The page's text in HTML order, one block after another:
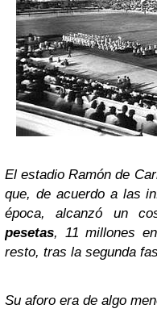
El estadio Ramón de
que, de acuerdo a las
época, alcanzó un
pesetas, 11 millones
resto, tras la segunda
Su aforo era de algo